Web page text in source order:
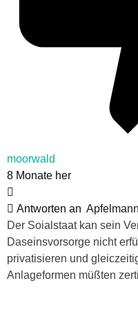
moorwald
8 Monate her
Antworten an Apfelmann
Der Soialstaat kan sein
Daseinsvorsorge nicht
privatisieren und
Anlageformen müßten